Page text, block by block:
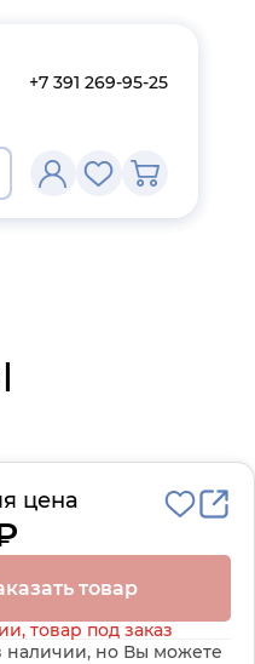
+7 391 269-95-25
цена
товар
товар под заказ
наличии, но Вы можете